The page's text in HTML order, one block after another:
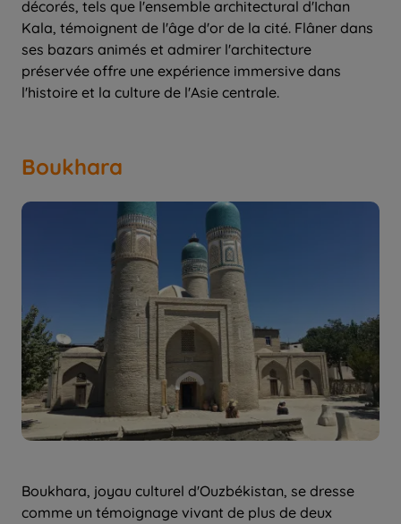
décorés, tels que l'ensemble architectural d'Ichan
Kala, témoignent de l'âge d'or de la cité. Flâner dans
ses bazars animés et admirer l'architecture
préservée offre une expérience immersive dans
l'histoire et la culture de l'Asie centrale.
Boukhara
Boukhara, joyau culturel d'Ouzbékistan, se dresse
comme un témoignage vivant de plus de deux